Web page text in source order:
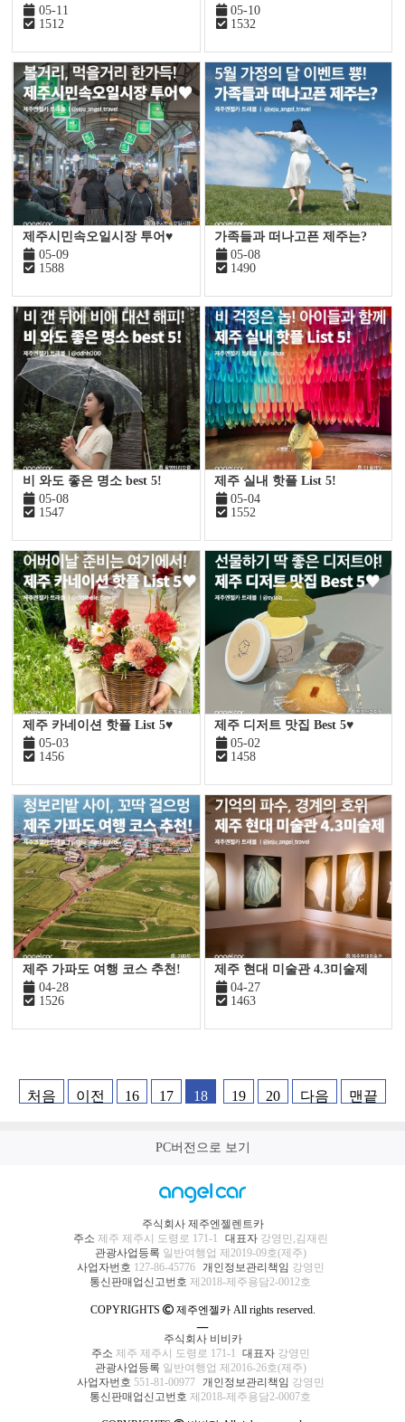
05-11
1512
05-10
1532
제주시민속오일시장 투어♥
05-09
1588
가족들과 떠나고픈 제주는?
05-08
1490
비 와도 좋은 명소 best 5!
05-08
1547
제주 실내 핫플 List 5!
05-04
1552
제주 카네이션 핫플 List 5♥
05-03
1456
제주 디저트 맛집 Best 5♥
05-02
1458
제주 가파도 여행 코스 추천!
04-28
1526
제주 현대 미술관 4.3미술제
04-27
1463
처음 이전 16 17 18 19 20 다음 맨끝
PC버전으로 보기
주식회사 제주엔젤렌트카
주소 제주 제주시 도령로 171-1 대표자 강영민,김재린
관광사업등록 일반여행업 제2019-09호(제주)
사업자번호 127-86-45776 개인정보관리책임 강영민
통신판매업신고번호 제2018-제주용담2-0012호
COPYRIGHTS 제주엔젤카 All rights reserved.
ㅡ
주식회사 비비카
주소 제주 제주시 도령로 171-1 대표자 강영민
관광사업등록 일반여행업 제2016-26호(제주)
사업자번호 551-81-00977 개인정보관리책임 강영민
통신판매업신고번호 제2018-제주용담2-0007호